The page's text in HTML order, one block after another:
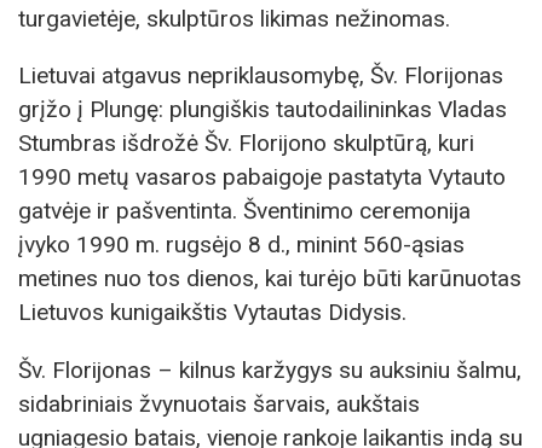
turgavietėje, skulptūros likimas nežinomas.
Lietuvai atgavus nepriklausomybę, Šv. Florijonas
grįžo į Plungę: plungiškis tautodailininkas Vladas
Stumbras išdrožė Šv. Florijono skulptūrą, kuri
1990 metų vasaros pabaigoje pastatyta Vytauto
gatvėje ir pašventinta. Šventinimo ceremonija
įvyko 1990 m. rugsėjo 8 d., minint 560-ąsias
metines nuo tos dienos, kai turėjo būti karūnuotas
Lietuvos kunigaikštis Vytautas Didysis.
Šv. Florijonas – kilnus karžygys su auksiniu šalmu,
sidabriniais žvynuotais šarvais, aukštais
ugniagesio batais, vienoje rankoje laikantis indą su